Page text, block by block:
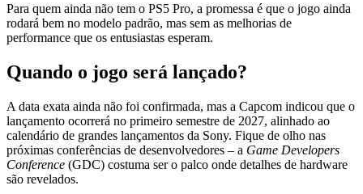
Para quem ainda não tem o PS5 Pro, a promessa é que o jogo ainda
rodará bem no modelo padrão, mas sem as melhorias de
performance que os entusiastas esperam.
Quando o jogo será lançado?
A data exata ainda não foi confirmada, mas a Capcom indicou que o
lançamento ocorrerá no primeiro semestre de 2027, alinhado ao
calendário de grandes lançamentos da Sony. Fique de olho nas
próximas conferências de desenvolvedores – a Game Developers
Conference (GDC) costuma ser o palco onde detalhes de hardware
são revelados.